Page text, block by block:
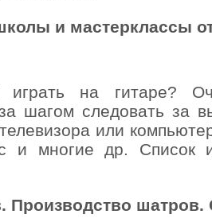
и мастерклассы
играть на гитаре?
шагом следовать за
или
и многие др. Список
Производство шатров.